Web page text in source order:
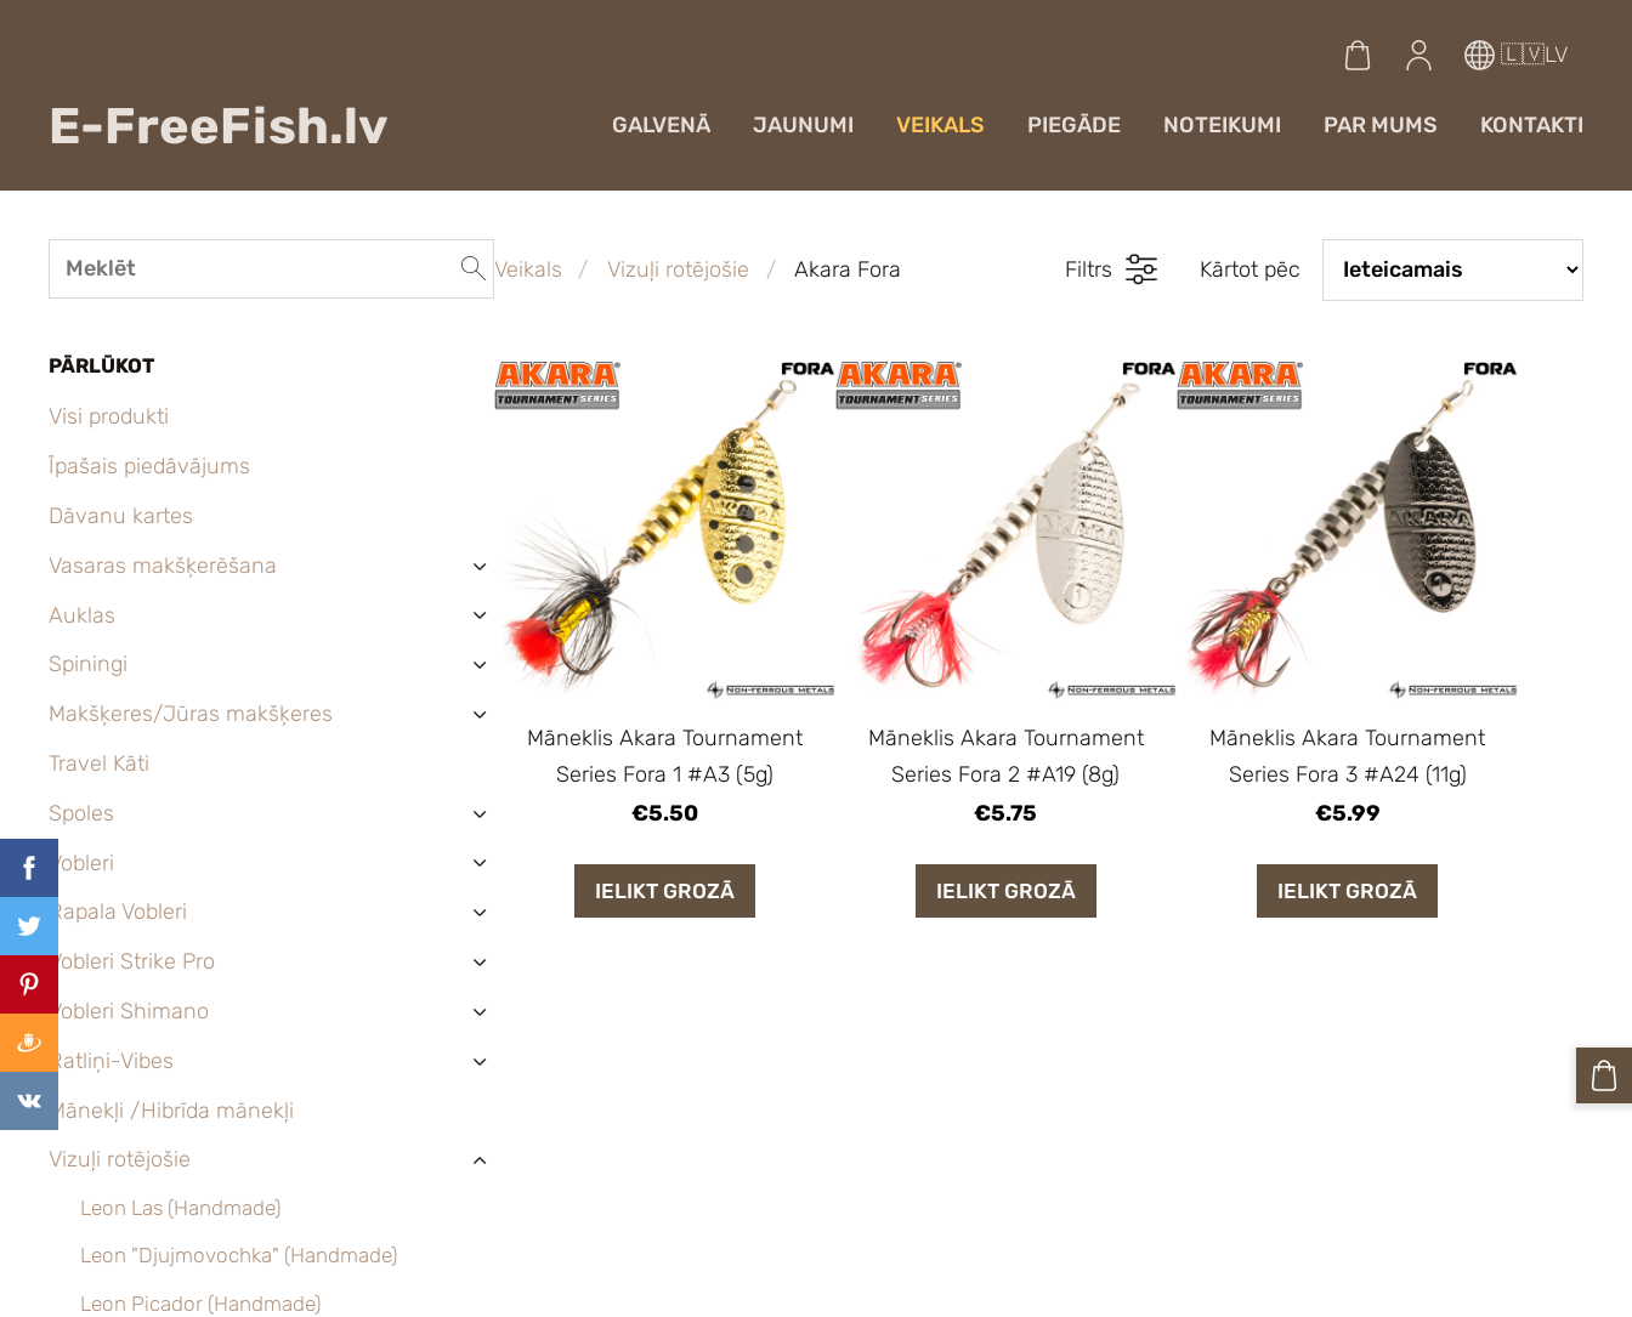
E-FreeFish.lv GALVENĀ JAUNUMI VEIKALS PIEGĀDE NOTEIKUMI PAR MUMS KONTAKTI
🇱🇻LV
PĀRLŪKOT
Visi produkti
Īpašais piedāvājums
Dāvanu kartes
Vasaras makšķerēšana
›
Auklas ›
Spiningi ›
Makšķeres/Jūras makšķeres ›
Travel Kāti
Spoles
›
Vobleri ›
Rapala Vobleri ›
Vobleri Strike Pro ›
Vobleri Shimano ›
Ratliņi-Vibes ›
Mānekļi /Hibrīda mānekļi
Vizuļi rotējošie
Leon Las (Handmade)
Leon "Djujmovochka" (Handmade)
Leon Picador (Handmade)
›
Veikals Vizuļi rotējošie Akara Fora Filtrs Kārtot pēc
Māneklis Akara Tournament
Series Fora 1 #A3 (5g)
€5.50
IELIKT GROZĀ
Māneklis Akara Tournament
Series Fora 2 #A19 (8g)
€5.75
IELIKT GROZĀ
Māneklis Akara Tournament
Series Fora 3 #A24 (11g)
€5.99
IELIKT GROZĀ